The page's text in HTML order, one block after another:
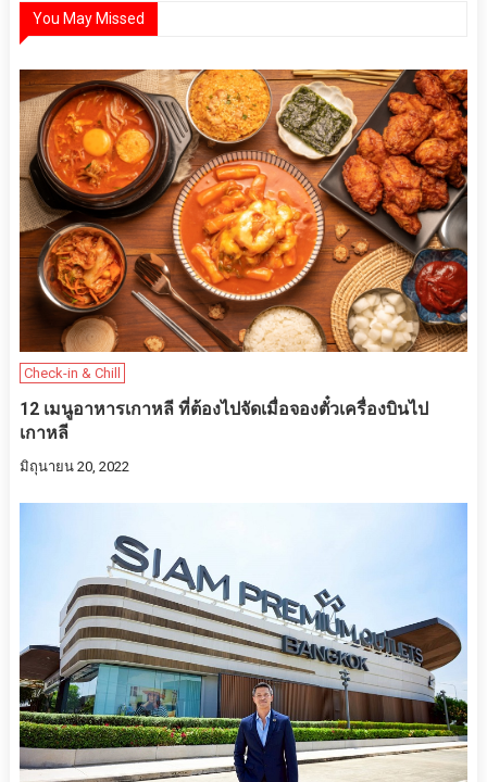
You May Missed
Check-in & Chill
12 เมนูอาหารเกาหลี ที่ต้องไปจัดเมื่อจองตั๋วเครื่องบินไป
เกาหลี
มิถุนายน 20, 2022